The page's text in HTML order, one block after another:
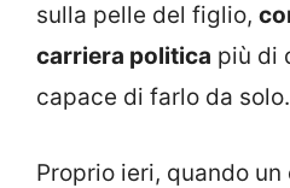
sulla pelle del figlio,
carriera politica più di
capace di farlo da solo.
Proprio ieri, quando